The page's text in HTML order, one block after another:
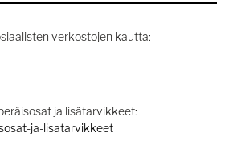
verkostojen kautta:
ja lisätarvikkeet:
ja-lisatarvikkeet